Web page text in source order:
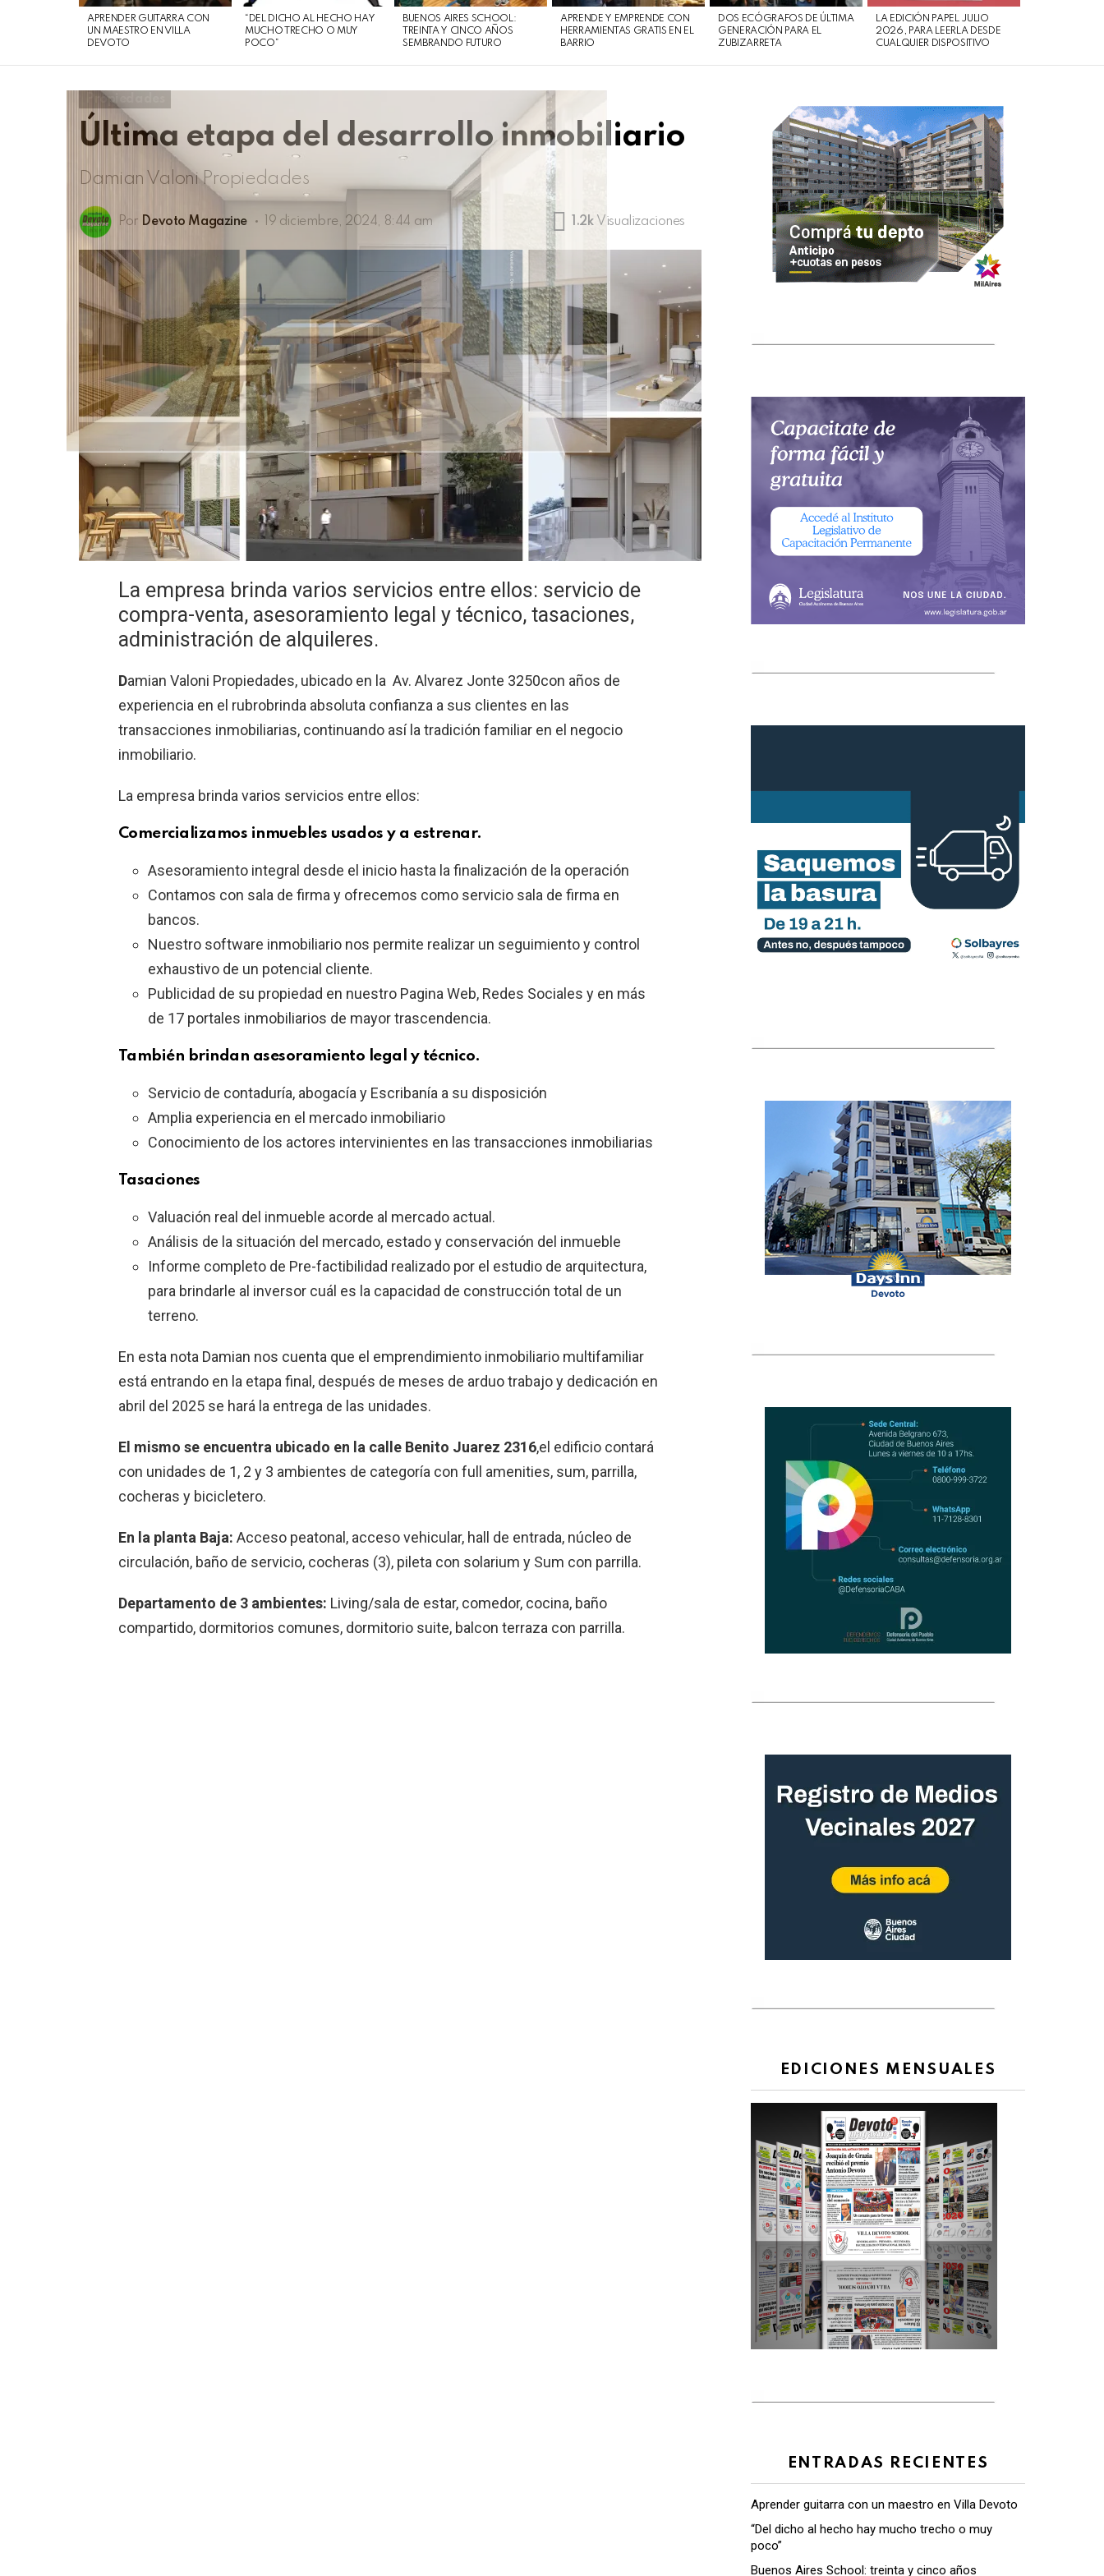
APRENDER GUITARRA CON
UN MAESTRO EN VILLA
DEVOTO
“DEL DICHO AL HECHO HAY
MUCHO TRECHO O MUY
POCO”
BUENOS AIRES SCHOOL:
TREINTA Y CINCO AÑOS
SEMBRANDO FUTURO
APRENDE Y EMPRENDE CON
HERRAMIENTAS GRATIS EN EL
BARRIO
DOS ECÓGRAFOS DE ÚLTIMA
GENERACIÓN PARA EL
ZUBIZARRETA
LA EDICIÓN PAPEL JULIO
2026, PARA LEERLA DESDE
CUALQUIER DISPOSITIVO
Propiedades
Última etapa del desarrollo inmobiliario
Damian Valoni Propiedades
Por Devoto Magazine 19 diciembre, 2024, 8:44 am 1.2k Visualizaciones
La empresa brinda varios servicios entre ellos: servicio de
compra-venta, asesoramiento legal y técnico, tasaciones,
administración de alquileres.
Damian Valoni Propiedades, ubicado en la Av. Alvarez Jonte 3250con años de
experiencia en el rubrobrinda absoluta confianza a sus clientes en las
transacciones inmobiliarias, continuando así la tradición familiar en el negocio
inmobiliario.
La empresa brinda varios servicios entre ellos:
Comercializamos inmuebles usados y a estrenar.
Asesoramiento integral desde el inicio hasta la finalización de la operación
Contamos con sala de firma y ofrecemos como servicio sala de firma en
bancos.
Nuestro software inmobiliario nos permite realizar un seguimiento y control
exhaustivo de un potencial cliente.
Publicidad de su propiedad en nuestro Pagina Web, Redes Sociales y en más
de 17 portales inmobiliarios de mayor trascendencia.
También brindan asesoramiento legal y técnico.
Servicio de contaduría, abogacía y Escribanía a su disposición
Amplia experiencia en el mercado inmobiliario
Conocimiento de los actores intervinientes en las transacciones inmobiliarias
Tasaciones
Valuación real del inmueble acorde al mercado actual​.
Análisis de la situación del mercado, estado y conservación del inmueble
Informe completo de Pre-factibilidad realizado por el estudio de arquitectura,
para brindarle al inversor cuál es la capacidad de construcción total de un
terreno.
En esta nota Damian nos cuenta que el emprendimiento inmobiliario multifamiliar
está entrando en la etapa final, después de meses de arduo trabajo y dedicación en
abril del 2025 se hará la entrega de las unidades.
El mismo se encuentra ubicado en la calle Benito Juarez 2316,el edificio contará
con unidades de 1, 2 y 3 ambientes de categoría con full amenities, sum, parrilla,
cocheras y bicicletero.
En la planta Baja: Acceso peatonal, acceso vehicular, hall de entrada, núcleo de
circulación, baño de servicio, cocheras (3), pileta con solarium y Sum con parrilla.
Departamento de 3 ambientes: Living/sala de estar, comedor, cocina, baño
compartido, dormitorios comunes, dormitorio suite, balcon terraza con parrilla.
EDICIONES MENSUALES
ENTRADAS RECIENTES
Aprender guitarra con un maestro en Villa Devoto
“Del dicho al hecho hay mucho trecho o muy
poco”
Buenos Aires School: treinta y cinco años
agosto
2026